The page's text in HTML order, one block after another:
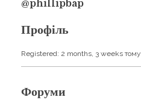
Бізнес допомога
Навчання
Карти Духів
@phillipbap
Профіль
Registered: 2 months, 3 weeks тому
Форуми